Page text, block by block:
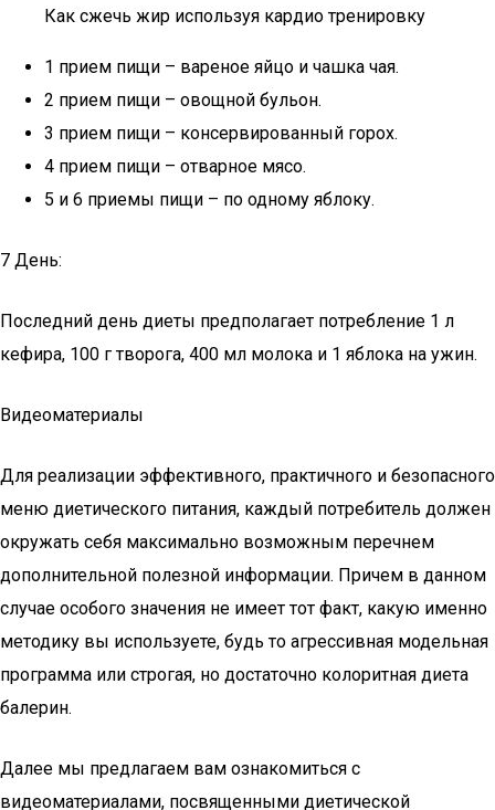
Как сжечь жир используя кардио тренировку
1 прием пищи – вареное яйцо и чашка чая.
2 прием пищи – овощной бульон.
3 прием пищи – консервированный горох.
4 прием пищи – отварное мясо.
5 и 6 приемы пищи – по одному яблоку.
7 День:
Последний день диеты предполагает потребление 1 л
кефира, 100 г творога, 400 мл молока и 1 яблока на ужин.
Видеоматериалы
Для реализации эффективного, практичного и безопасного
меню диетического питания, каждый потребитель должен
окружать себя максимально возможным перечнем
дополнительной полезной информации. Причем в данном
случае особого значения не имеет тот факт, какую именно
методику вы используете, будь то агрессивная модельная
программа или строгая, но достаточно колоритная диета
балерин.
Далее мы предлагаем вам ознакомиться с
видеоматериалами, посвященными диетической